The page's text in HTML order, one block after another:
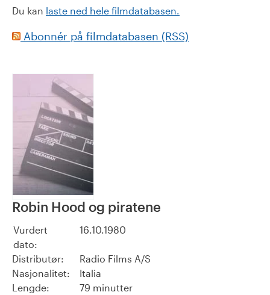
Du kan laste ned hele filmdatabasen.
Abonnér på filmdatabasen (RSS)
Robin Hood og piratene
Vurdert
dato:
16.10.1980
Distributør:
Radio Films A/S
Nasjonalitet:
Italia
Lengde:
79 minutter